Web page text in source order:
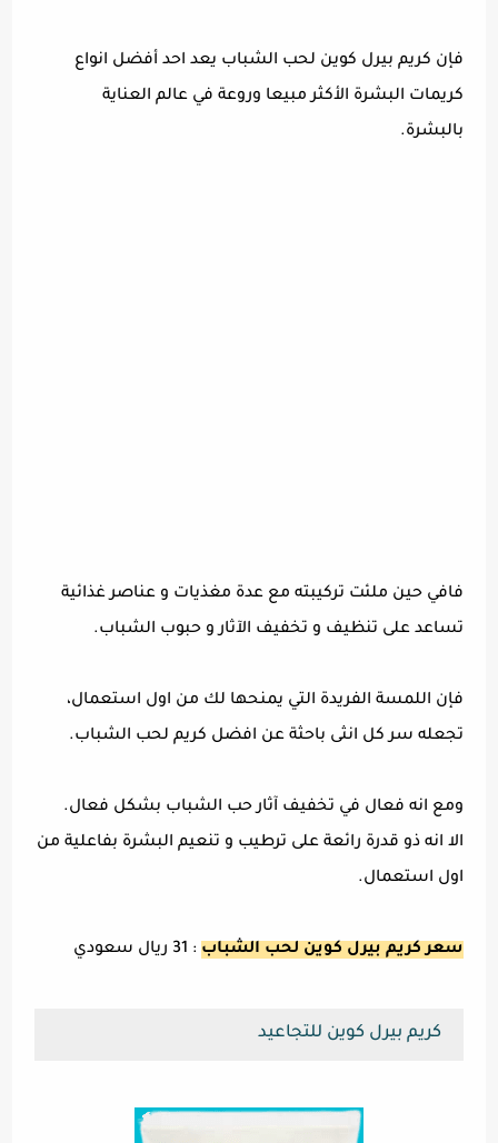
فإن كريم بيرل كوين لحب الشباب يعد احد أفضل انواع
كريمات البشرة الأكثر مبيعا وروعة في عالم العناية
بالبشرة.
فافي حين ملئت تركيبته مع عدة مغذيات و عناصر غذائية
تساعد على تنظيف و تخفيف الآثار و حبوب الشباب.
فإن اللمسة الفريدة التي يمنحها لك من اول استعمال،
تجعله سر كل انثى باحثة عن افضل كريم لحب الشباب.
ومع انه فعال في تخفيف آثار حب الشباب بشكل فعال.
الا انه ذو قدرة رائعة على ترطيب و تنعيم البشرة بفاعلية من
اول استعمال.
سعر كريم بيرل كوين لحب الشباب : 31 ريال سعودي
كريم بيرل كوين للتجاعيد